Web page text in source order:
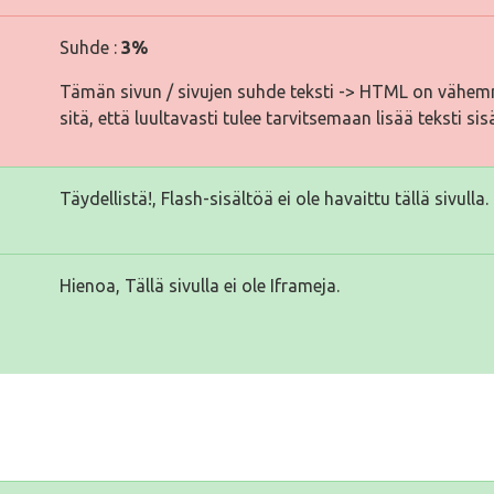
Suhde : 3%
Tämän sivun / sivujen suhde teksti -> HTML on
sitä, että luultavasti tulee tarvitsemaan lisää teksti
Täydellistä!, Flash-sisältöä ei ole havaittu tällä sivulla.
Hienoa, Tällä sivulla ei ole Iframeja.